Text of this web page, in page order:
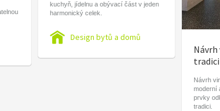
kuchyň, jídelnu a obývací část v jeden
harmonický celek.
Design bytů a domů
Návrh
moderní
prvky
tradici.